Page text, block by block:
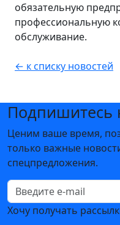
обязательную
профессиональную
обслуживание.
← к списку новостей
Подпишитесь
Ценим ваше время,
только важные
спецпредложения.
Хочу получать